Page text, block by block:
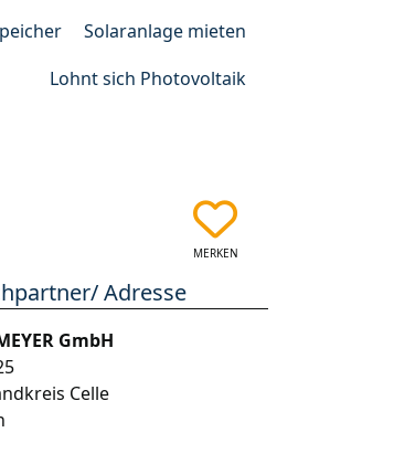
Solaranlage mieten
Lohnt sich Photovoltaik
MERKEN
Adresse
GmbH
Celle